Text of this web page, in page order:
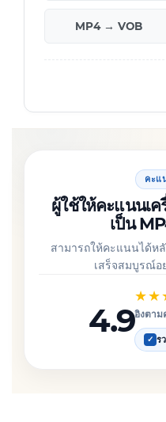
MP4 → VOB
คะแ
ผู้ใช้ให้คะแนนเ
เป็น
สามารถให้คะแนนได้ห
เสร็จสมบูรณ์อ
4.9อิงตาม
✓ ร